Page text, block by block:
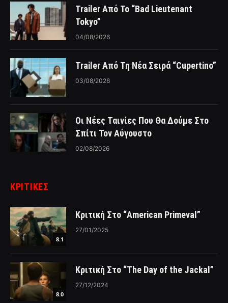
Trailer Από Το “Bad Lieutenant
Tokyo”
04/08/2026
Trailer Από Τη Νέα Σειρά “Cupertino”
03/08/2026
Οι Νέες Ταινίες Που Θα Δούμε Στο
Σπίτι Τον Αύγουστο
02/08/2026
ΚΡΙΤΙΚΈΣ
8.1
Κριτική Στο “American Primeval”
27/01/2025
8.0
Κριτική Στο “The Day of the Jackal”
27/12/2024